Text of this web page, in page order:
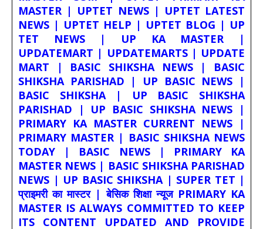
MASTER | UPTET NEWS | UPTET LATEST
NEWS | UPTET HELP | UPTET BLOG | UP
TET NEWS | UP KA MASTER |
UPDATEMART | UPDATEMARTS | UPDATE
MART | BASIC SHIKSHA NEWS | BASIC
SHIKSHA PARISHAD | UP BASIC NEWS |
BASIC SHIKSHA | UP BASIC SHIKSHA
PARISHAD | UP BASIC SHIKSHA NEWS |
PRIMARY KA MASTER CURRENT NEWS |
PRIMARY MASTER | BASIC SHIKSHA NEWS
TODAY | BASIC NEWS | PRIMARY KA
MASTER NEWS | BASIC SHIKSHA PARISHAD
NEWS | UP BASIC SHIKSHA | SUPER TET |
प्राइमरी का मास्टर | बेसिक शिक्षा न्यूज PRIMARY KA
MASTER IS ALWAYS COMMITTED TO KEEP
ITS CONTENT UPDATED AND PROVIDE